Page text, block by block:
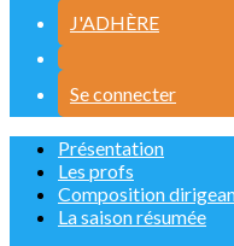
J'ADHÈRE
Se connecter
Présentation
Les profs
Composition
La saison résumée